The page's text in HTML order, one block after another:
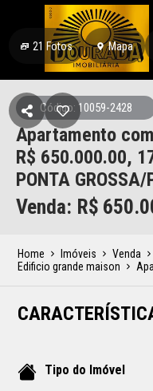
21 Fotos Mapa
Código: 10059-2428
Apartamento
R$ 650.000.00,
PONTA GROSSA/
Venda: R$
Home Imóveis Venda
Edificio grande maison
Tipo do Imóvel